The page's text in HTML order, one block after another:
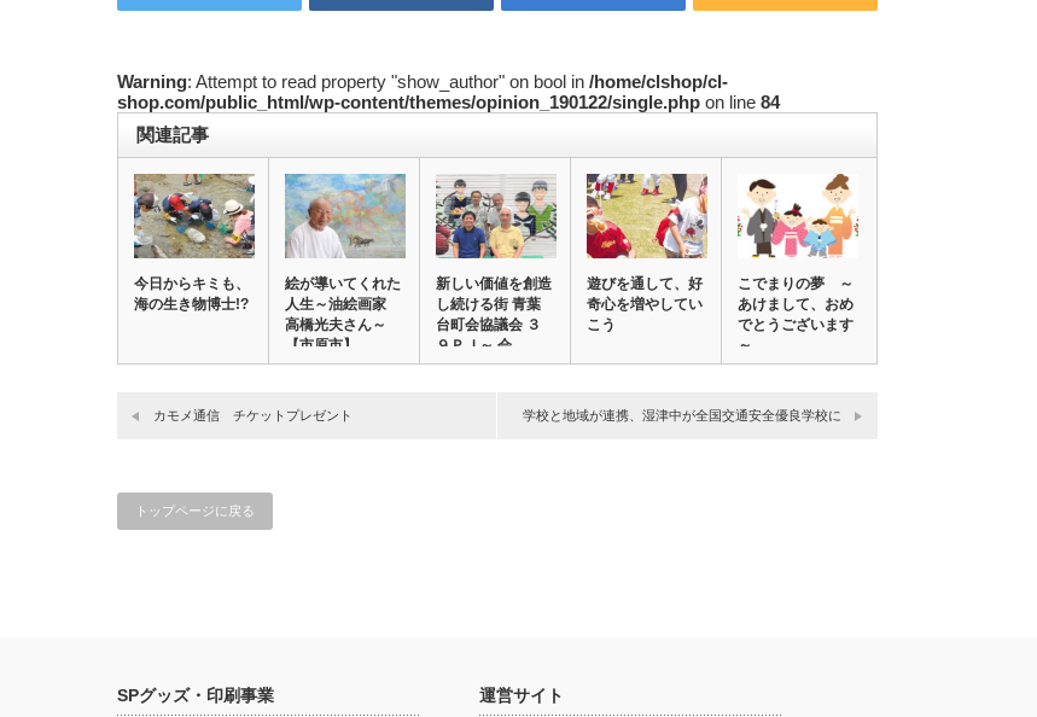
Warning: Attempt to read property "show_author" on bool in /home/clshop/cl-
shop.com/public_html/wp-content/themes/opinion_190122/single.php on line 84
関連記事
今日からキミも、
海の生き物博士!?
絵が導いてくれた
人生～油絵画家
高橋光夫さん～
【市原市】
新しい価値を創造
し続ける街 青葉
台町会協議会 ３
９ＰＪ～ 会…
遊びを通して、好
奇心を増やしてい
こう
こでまりの夢 ～
あけまして、おめ
でとうございます
～
カモメ通信 チケットプレゼント 学校と地域が連携、湿津中が全国交通安全優良学校に
トップページに戻る
SPグッズ・印刷事業 運営サイト